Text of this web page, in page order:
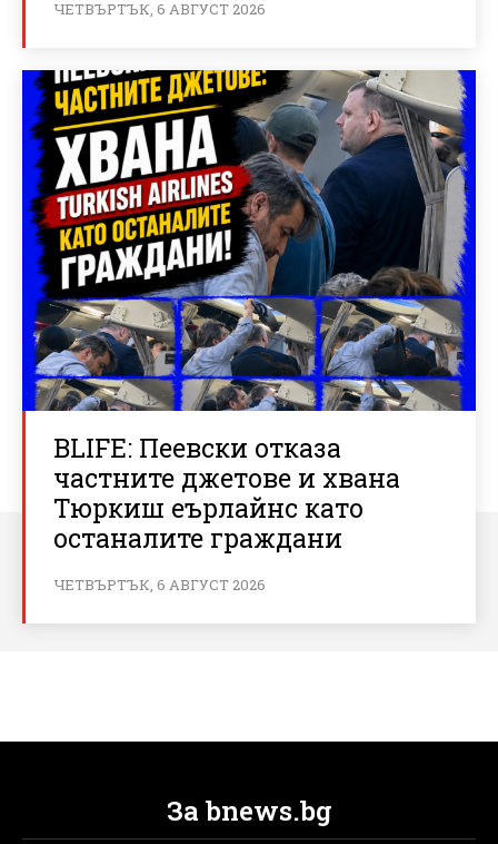
ЧЕТВЪРТЪК, 6 АВГУСТ 2026
BLIFE: Пеевски отказа
частните джетове и хвана
Тюркиш еърлайнс като
останалите граждани
ЧЕТВЪРТЪК, 6 АВГУСТ 2026
За bnews.bg